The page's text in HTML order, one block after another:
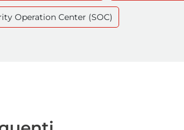
Operation Center (SOC)